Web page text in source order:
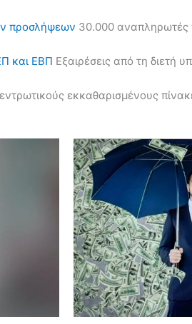
προσλήψεων 30.000 αναπληρωτές
και ΕΒΠ Εξαιρέσεις από τη διετή
εκκαθαρισμένους